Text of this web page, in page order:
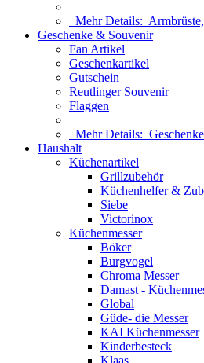
Mehr Details:
Geschenke & Souvenir
Fan Artikel
Geschenkartikel
Gutschein
Reutlinger Souvenir
Flaggen
Mehr Details:
Haushalt
Küchenartikel
Grillzubehör
Küchenhelfer &
Siebe
Victorinox
Küchenmesser
Böker
Burgvogel
Chroma Messer
Damast -
Global
Güde- die Messer
KAI Küchenmesser
Kinderbesteck
Klaas